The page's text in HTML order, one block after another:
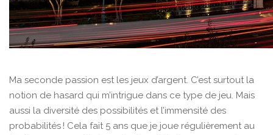
Ma seconde passion est les jeux d’argent. C’est surtout la
notion de hasard qui m’intrigue dans ce type de jeu. Mais
aussi la diversité des possibilités et l’immensité des
probabilités ! Cela fait 5 ans que je joue régulièrement au